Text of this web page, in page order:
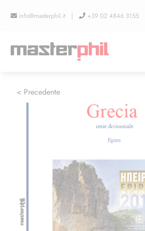
info@masterphil.it | +39 02 4846 3155
LINEA COLLEZIONISMO
CONTATTI
< Precedente